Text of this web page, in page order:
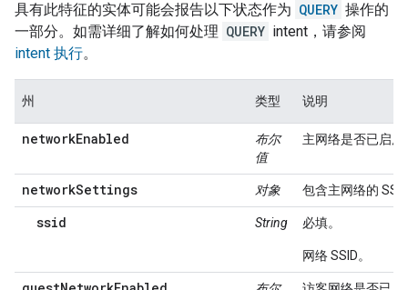
具有此特征的实体可能会报告以下状态作为 QUERY 操作的
一部分。如需详细了解如何处理 QUERY intent，请参阅
intent 执行。
州 类型 说明
networkEnabled
布尔
值
主网络是否已启用
networkSettings 对象 包含主网络的
ssid String 必填。
网络 SSID。